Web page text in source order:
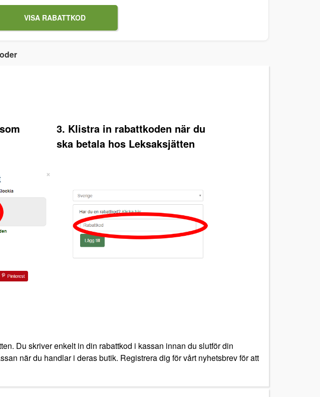
VISA RABATTKOD
3. Klistra in rabattkoden när du
ska betala hos Leksaksjätten
Du skriver enkelt in din rabattkod i kassan innan du slutför din
när du handlar i deras butik. Registrera dig för vårt nyhetsbrev för att